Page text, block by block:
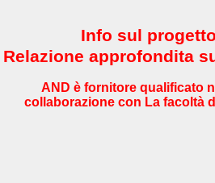
Info sul
Relazione approfondita
AND è fornitore qualificato
collaborazione con La facoltà